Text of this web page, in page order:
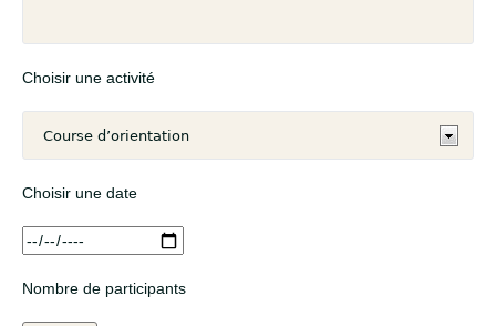
Choisir une activité
Choisir une date
Nombre de participants